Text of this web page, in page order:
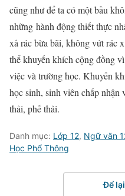
cũng như để ta có một bầu
những hành động thiết thực
xả rác bừa bãi, không vứt rác
thể khuyến khích cộng đồng
việc và trường học. Khuyến
học sinh, sinh viên chấp nhận
thải, phế thải.
Danh mục: Lớp 12, Ngữ văn
Học Phổ Thông
Để